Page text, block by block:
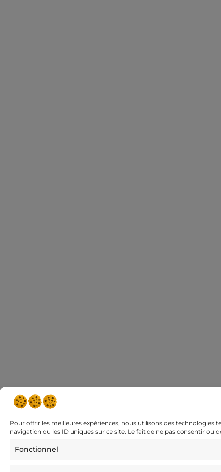
Pour offrir les meilleures expériences, nous utilisons des
navigation ou les ID uniques sur ce site. Le fait de ne pas consentir
Fonctionnel